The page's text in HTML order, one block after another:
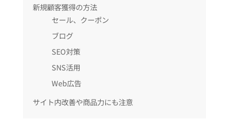
新規顧客獲得の方法
セール、クーポン
ブログ
SEO対策
SNS活用
Web広告
サイト内改善や商品力にも注意